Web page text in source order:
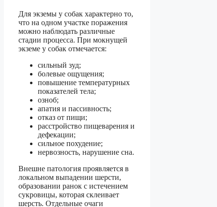
Для экземы у собак характерно то,
что на одном участке поражения
можно наблюдать различные
стадии процесса. При мокнущей
экземе у собак отмечается:
сильный зуд;
болевые ощущения;
повышение температурных
показателей тела;
озноб;
апатия и пассивность;
отказ от пищи;
расстройство пищеварения и
дефекации;
сильное похудение;
нервозность, нарушение сна.
Внешне патология проявляется в
локальном выпадении шерсти,
образовании ранок с истечением
сукровицы, которая склеивает
шерсть. Отдельные очаги